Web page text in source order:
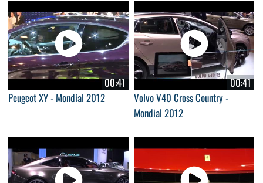
00:41
Peugeot XY - Mondial 2012
00:41
Volvo V40 Cross Country -
Mondial 2012